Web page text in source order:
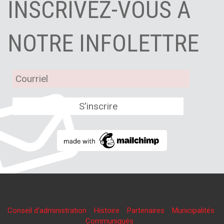
INSCRIVEZ-VOUS À
NOTRE INFOLETTRE
Conseil d'administration Histoire Partenaires
Municipalités
Communiqués